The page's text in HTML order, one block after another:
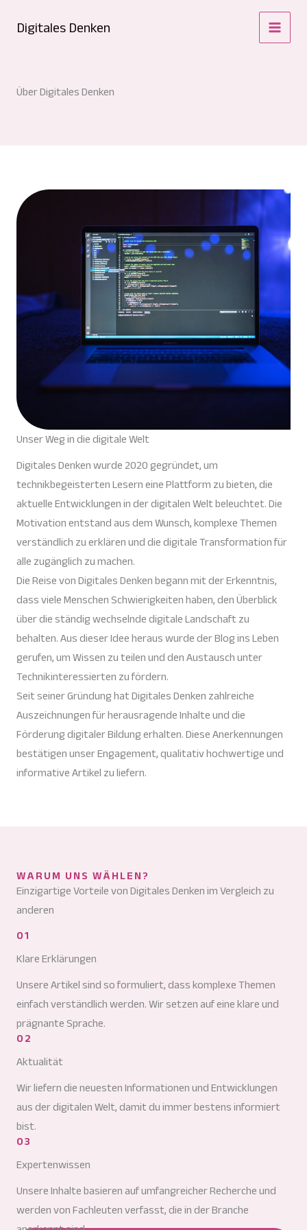
InhaltDigitales Denken
Über Digitales Denken
Unser Weg in die digitale Welt
Digitales Denken wurde 2020 gegründet, um
technikbegeisterten Lesern eine Plattform zu bieten, die
aktuelle Entwicklungen in der digitalen Welt beleuchtet. Die
Motivation entstand aus dem Wunsch, komplexe Themen
verständlich zu erklären und die digitale Transformation für
alle zugänglich zu machen.
Die Reise von Digitales Denken begann mit der Erkenntnis,
dass viele Menschen Schwierigkeiten haben, den Überblick
über die ständig wechselnde digitale Landschaft zu
behalten. Aus dieser Idee heraus wurde der Blog ins Leben
gerufen, um Wissen zu teilen und den Austausch unter
Technikinteressierten zu fördern.
Seit seiner Gründung hat Digitales Denken zahlreiche
Auszeichnungen für herausragende Inhalte und die
Förderung digitaler Bildung erhalten. Diese Anerkennungen
bestätigen unser Engagement, qualitativ hochwertige und
informative Artikel zu liefern.
WARUM UNS WÄHLEN?
Einzigartige Vorteile von Digitales Denken im Vergleich zu
anderen
01
Klare Erklärungen
Unsere Artikel sind so formuliert, dass komplexe Themen
einfach verständlich werden. Wir setzen auf eine klare und
prägnante Sprache.
02
Aktualität
Wir liefern die neuesten Informationen und Entwicklungen
aus der digitalen Welt, damit du immer bestens informiert
bist.
03
Expertenwissen
Unsere Inhalte basieren auf umfangreicher Recherche und
werden von Fachleuten verfasst, die in der Branche